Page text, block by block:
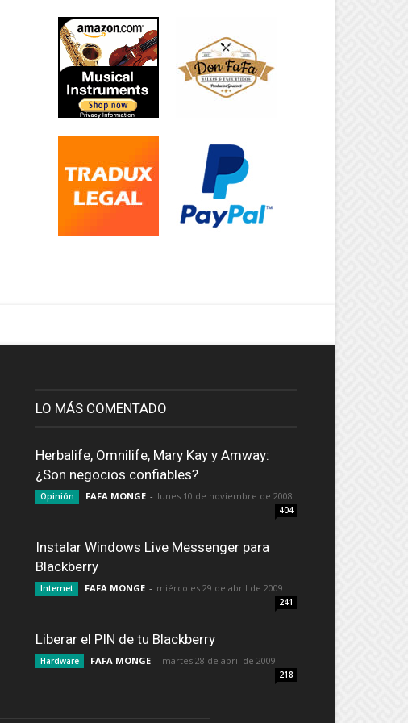
LO MÁS COMENTADO
Herbalife, Omnilife, Mary Kay y Amway:
¿Son negocios confiables?
Opinión FAFA MONGE - lunes 10 de noviembre de 2008
404
Instalar Windows Live Messenger para
Blackberry
Internet FAFA MONGE - miércoles 29 de abril de 2009
241
Liberar el PIN de tu Blackberry
Hardware FAFA MONGE - martes 28 de abril de 2009
218